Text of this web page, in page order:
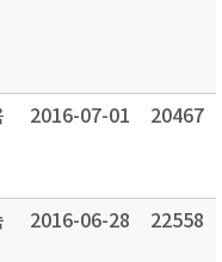
2016-07-01 20467
2016-06-28 22558